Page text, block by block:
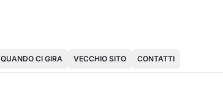
QUANDO CI GIRA VECCHIO SITO CONTATTI